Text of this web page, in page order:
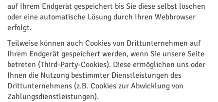
auf Ihrem Endgerät gespeichert bis Sie diese selbst löschen
oder eine automatische Lösung durch Ihren Webbrowser
erfolgt.
Teilweise können auch Cookies von Drittunternehmen auf
Ihrem Endgerät gespeichert werden, wenn Sie unsere Seite
betreten (Third-Party-Cookies). Diese ermöglichen uns oder
Ihnen die Nutzung bestimmter Dienstleistungen des
Drittunternehmens (z.B. Cookies zur Abwicklung von
Zahlungsdienstleistungen).